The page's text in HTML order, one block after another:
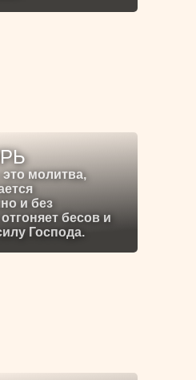
молитва,
и без
бесов и
Господа.